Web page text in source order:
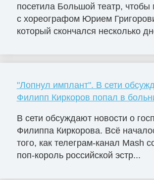
посетила Большой театр, чтобы
с хореографом Юрием
который скончался несколько
"Лопнул имплант". В сети
Филипп Киркоров попал в
В сети обсуждают новости о
Филиппа Киркорова. Всё
того, как телеграм-канал Mash
поп-король российской эстр...